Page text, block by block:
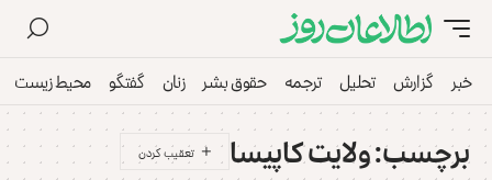
خبر گزارش تحلیل ترجمه حقوق بشر زنان گفتگو محیط زیست
برچسب:ولایت کاپیسا